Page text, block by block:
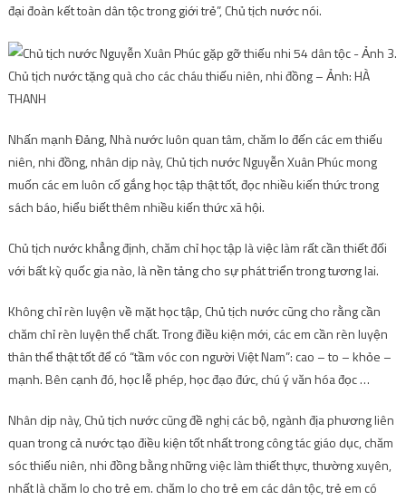
đại đoàn kết toàn dân tộc trong giới trẻ”, Chủ tịch nước nói.
Chủ tịch nước tặng quà cho các cháu thiếu niên, nhi đồng – Ảnh: HÀ
THANH
Nhấn mạnh Đảng, Nhà nước luôn quan tâm, chăm lo đến các em thiếu
niên, nhi đồng, nhân dịp này, Chủ tịch nước Nguyễn Xuân Phúc mong
muốn các em luôn cố gắng học tập thật tốt, đọc nhiều kiến ​​thức trong
sách báo, hiểu biết thêm nhiều kiến ​​thức xã hội.
Chủ tịch nước khẳng định, chăm chỉ học tập là việc làm rất cần thiết đối
với bất kỳ quốc gia nào, là nền tảng cho sự phát triển trong tương lai.
Không chỉ rèn luyện về mặt học tập, Chủ tịch nước cũng cho rằng cần
chăm chỉ rèn luyện thể chất. Trong điều kiện mới, các em cần rèn luyện
thân thể thật tốt để có “tầm vóc con người Việt Nam”: cao – to – khỏe –
mạnh. Bên cạnh đó, học lễ phép, học đạo đức, chú ý văn hóa đọc …
Nhân dịp này, Chủ tịch nước cũng đề nghị các bộ, ngành địa phương liên
quan trong cả nước tạo điều kiện tốt nhất trong công tác giáo dục, chăm
sóc thiếu niên, nhi đồng bằng những việc làm thiết thực, thường xuyên,
nhất là chăm lo cho trẻ em. chăm lo cho trẻ em các dân tộc, trẻ em có